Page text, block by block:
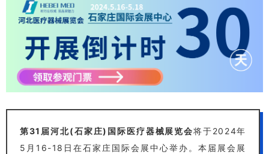
第31届河北(石家庄)国际医疗器械展览会将于2024年
5月16-18日在石家庄国际会展中心举办。本届展会展